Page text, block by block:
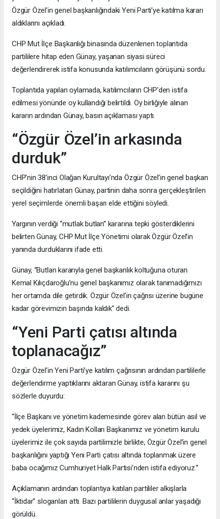
Özgür Özel’in genel başkanlığındaki Yeni Parti’ye katılma kararı
aldıklarını açıkladı.
CHP Mut İlçe Başkanlığı binasında düzenlenen toplantıda
partililere hitap eden Günay, yaşanan siyasi süreci
değerlendirerek istifa konusunda katılımcıların görüşünü sordu.
Toplantıda yapılan oylamada, katılımcıların CHP’den istifa
edilmesi yönünde oy kullandığı belirtildi. Oy birliğiyle alınan
kararın ardından Günay, basın açıklaması yaptı.
“Özgür Özel’in arkasında
durduk”
CHP’nin 38’inci Olağan Kurultayı’nda Özgür Özel’in genel başkan
seçildiğini hatırlatan Günay, partinin daha sonra gerçekleştirilen
yerel seçimlerde önemli başarı elde ettiğini söyledi.
Yargının verdiği “mutlak butlan” kararına tepki gösterdiklerini
belirten Günay, CHP Mut İlçe Yönetimi olarak Özgür Özel’in
yanında durduklarını ifade etti.
Günay, “Butlan kararıyla genel başkanlık koltuğuna oturan
Kemal Kılıçdaroğlu’nu genel başkanımız olarak tanımadığımızı
her ortamda dile getirdik. Özgür Özel’in çağrısı üzerine bugüne
kadar görevimizin başında kaldık” dedi.
“Yeni Parti çatısı altında
toplanacağız”
Özgür Özel’in Yeni Parti’ye katılım çağrısının ardından partililerle
değerlendirme yaptıklarını aktaran Günay, istifa kararını şu
sözlerle duyurdu:
“İlçe Başkanı ve yönetim kademesinde görev alan bütün asil ve
yedek üyelerimiz, Kadın Kolları Başkanımız ve yönetim kurulu
üyelerimiz ile çok sayıda partilimizle birlikte, Özgür Özel’in genel
başkanlığını yaptığı Yeni Parti çatısı altında toplanmak üzere
baba ocağımız Cumhuriyet Halk Partisi’nden istifa ediyoruz.”
Açıklamanın ardından toplantıya katılan partililer alkışlarla
“İktidar” sloganları attı. Bazı partililerin duygusal anlar yaşadığı
görüldü.